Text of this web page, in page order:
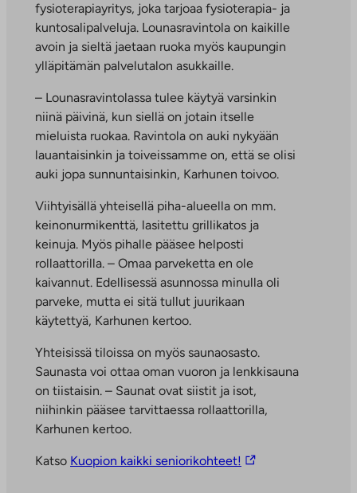
fysioterapiayritys, joka tarjoaa fysioterapia- ja
kuntosalipalveluja. Lounasravintola on kaikille
avoin ja sieltä jaetaan ruoka myös kaupungin
ylläpitämän palvelutalon asukkaille.
– Lounasravintolassa tulee käytyä varsinkin
niinä päivinä, kun siellä on jotain itselle
mieluista ruokaa. Ravintola on auki nykyään
lauantaisinkin ja toiveissamme on, että se olisi
auki jopa sunnuntaisinkin, Karhunen toivoo.
Viihtyisällä yhteisellä piha-alueella on mm.
keinonurmikenttä, lasitettu grillikatos ja
keinuja. Myös pihalle pääsee helposti
rollaattorilla. – Omaa parveketta en ole
kaivannut. Edellisessä asunnossa minulla oli
parveke, mutta ei sitä tullut juurikaan
käytettyä, Karhunen kertoo.
Yhteisissä tiloissa on myös saunaosasto.
Saunasta voi ottaa oman vuoron ja lenkkisauna
on tiistaisin. – Saunat ovat siistit ja isot,
niihinkin pääsee tarvittaessa rollaattorilla,
Karhunen kertoo.
Katso Kuopion kaikki seniorikohteet! L